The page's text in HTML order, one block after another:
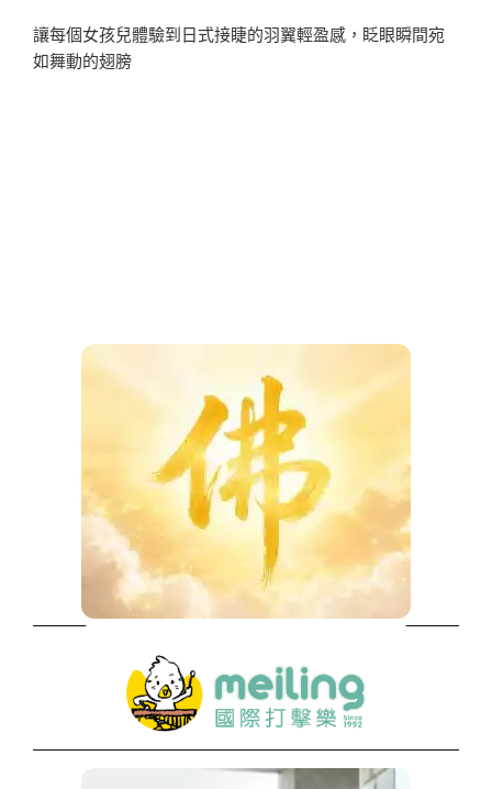
讓每個女孩兒體驗到日式接睫的羽翼輕盈感，眨眼瞬間宛
如舞動的翅膀